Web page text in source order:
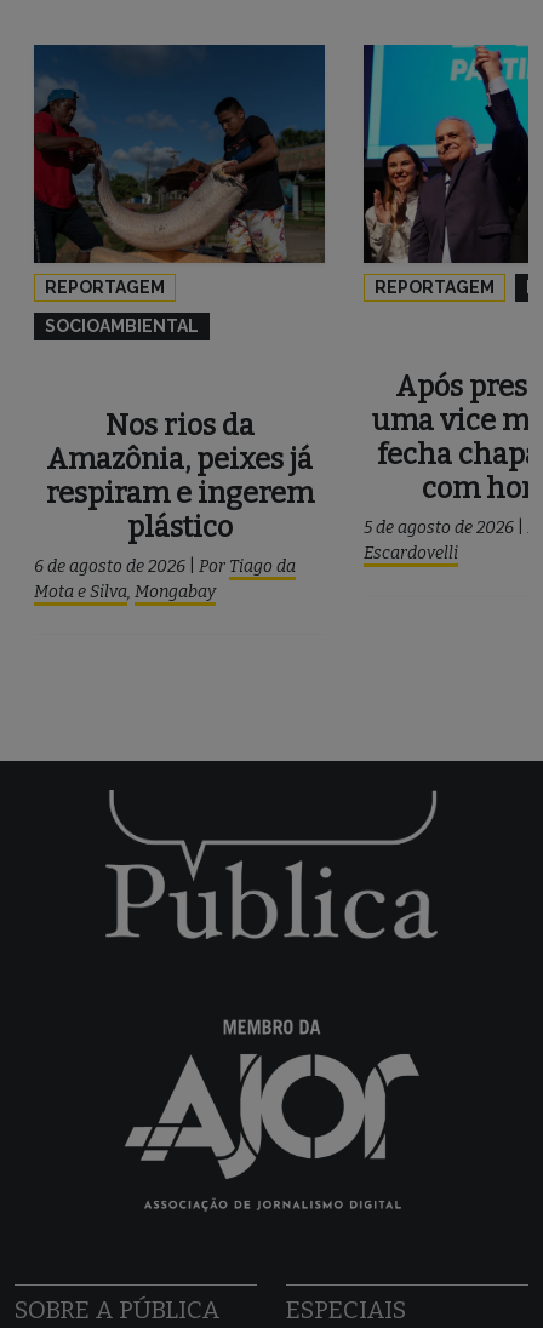
REPORTAGEM
SOCIOAMBIENTAL
Nos rios da
Amazônia, peixes já
respiram e ingerem
plástico
6 de agosto de 2026 Por Tiago da
Mota e Silva, Mongabay
REPORTAGEM
Após
uma vice
fecha
com
5 de agosto de 2026
Escardovelli
SOBRE A PÚBLICA ESPECIAIS